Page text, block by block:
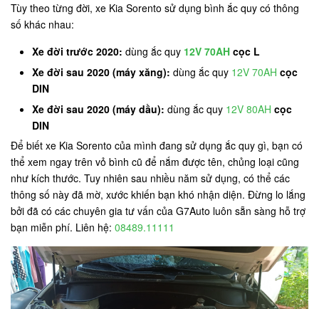
Tùy theo từng đời, xe Kia Sorento sử dụng bình ắc quy có thông
số khác nhau:
Xe đời trước 2020: dùng ắc quy 12V 70AH cọc L
Xe đời sau 2020 (máy xăng): dùng ắc quy 12V 70AH cọc
DIN
Xe đời sau 2020 (máy dầu): dùng ắc quy 12V 80AH cọc
DIN
Để biết xe Kia Sorento của mình đang sử dụng ắc quy gì, bạn có
thể xem ngay trên vỏ bình cũ để nắm được tên, chủng loại cũng
như kích thước. Tuy nhiên sau nhiều năm sử dụng, có thể các
thông số này đã mờ, xước khiến bạn khó nhận diện. Đừng lo lắng
bởi đã có các chuyên gia tư vấn của G7Auto luôn sẵn sàng hỗ trợ
bạn miễn phí. Liên hệ: 08489.11111